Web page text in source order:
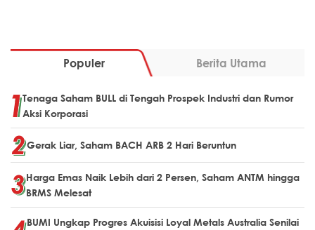
Populer Berita Utama
Tenaga Saham BULL di Tengah Prospek Industri dan Rumor
Aksi Korporasi
Gerak Liar, Saham BACH ARB 2 Hari Beruntun
Harga Emas Naik Lebih dari 2 Persen, Saham ANTM hingga
BRMS Melesat
BUMI Ungkap Progres Akuisisi Loyal Metals Australia Senilai